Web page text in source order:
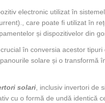
electronic utilizat în
care poate fi utilizat în
și dispozitivelor din
în conversia acestor
solare și o transformă
solari, inclusiv invertori de
cu o formă de undă identică